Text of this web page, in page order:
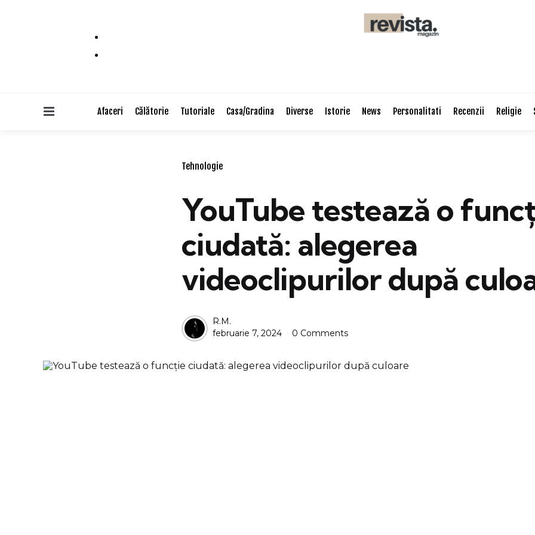
Afaceri Călătorie Tutoriale Casa/Gradina Diverse Istorie News Personalitati Recenzii Religie
Categories
Tehnologie
YouTube testează o
ciudată: alegerea
videoclipurilor după
Posted
by
R.M.
februarie 7, 2024
0 Comments